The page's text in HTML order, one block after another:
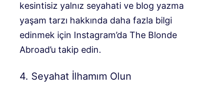
kesintisiz yalnız seyahati ve blog yazma
yaşam tarzı hakkında daha fazla bilgi
edinmek için Instagram’da The Blonde
Abroad’u takip edin.
4. Seyahat İlhamım Olun